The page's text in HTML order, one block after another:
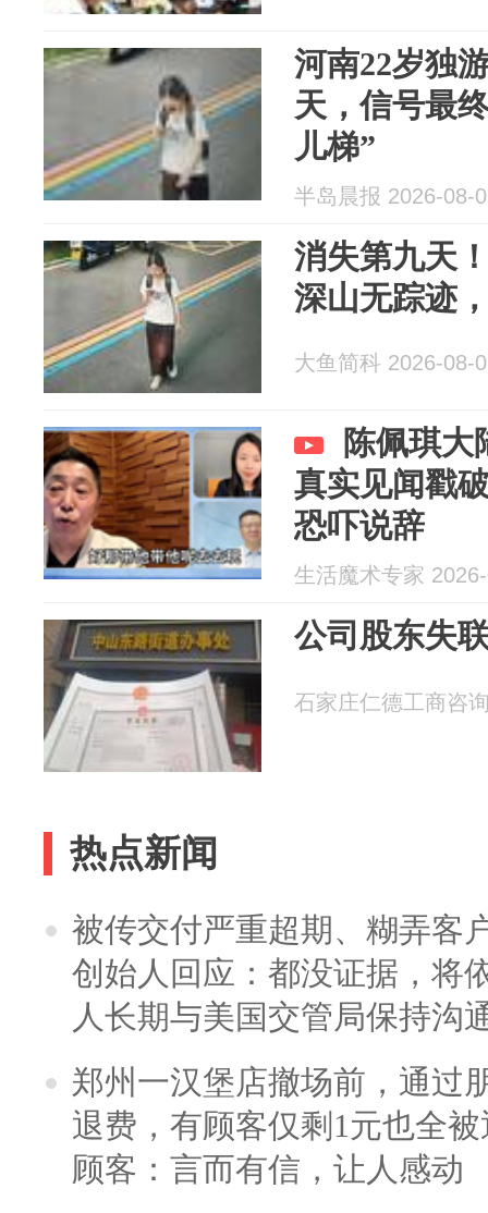
河南22岁独
天，信号最
儿梯”
半岛晨报 2026-08-
消失第九天
深山无踪迹
大鱼简科 2026-08-
陈佩琪大
真实见闻戳
恐吓说辞
生活魔术专家
公司股东失
石家庄仁德工商咨
热点新闻
被传交付严重超期、糊弄客
创始人回应：都没证据，将
人长期与美国交管局保持沟
郑州一汉堡店撤场前，通过
退费，有顾客仅剩1元也全
顾客：言而有信，让人感动